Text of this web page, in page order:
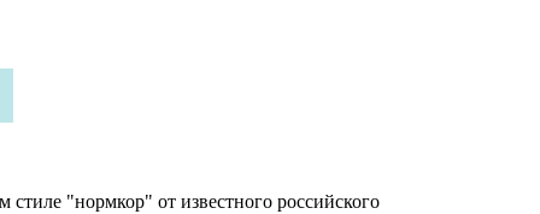
"нормкор" от известного российского